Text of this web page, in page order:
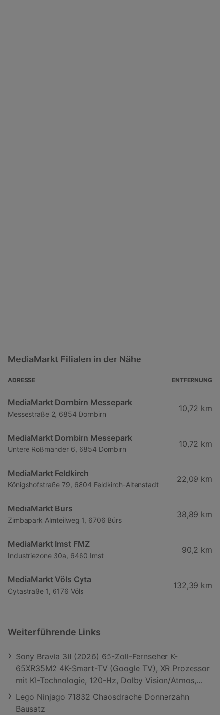
MediaMarkt Filialen in der Nähe
ADRESSE ENTFERNUNG
MediaMarkt Dornbirn Messepark
Messestraße 2, 6854 Dornbirn
10,72 km
MediaMarkt Dornbirn Messepark
Untere Roßmähder 6, 6854 Dornbirn
10,72 km
MediaMarkt Feldkirch
Königshofstraße 79, 6804 Feldkirch-Altenstadt
22,09 km
MediaMarkt Bürs
Zimbapark Almteilweg 1, 6706 Bürs
38,89 km
MediaMarkt Imst FMZ
Industriezone 30a, 6460 Imst
90,2 km
MediaMarkt Völs Cyta
Cytastraße 1, 6176 Völs
132,39 km
Weiterführende Links
Sony Bravia 3Ⅱ (2026) 65-Zoll-Fernseher K-
65XR35M2 4K-Smart-TV (Google TV), XR Prozessor
mit KI-Technologie, 120-Hz, Dolby Vision/Atmos,
PS5-kompatibel; LED TV
Lego Ninjago 71832 Chaosdrache Donnerzahn
Bausatz